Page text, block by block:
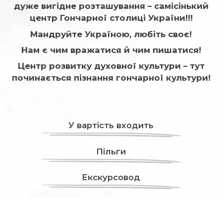
дуже вигідне розташування – самісінький
центр Гончарної столиці України!!!
Мандруйте Україною, любіть своє!
Нам є чим вражатися й чим пишатися!
Центр розвитку духовної культури – тут
починається пізнання гончарної культури!
У вартість входить
Пільги
Екскурсовод